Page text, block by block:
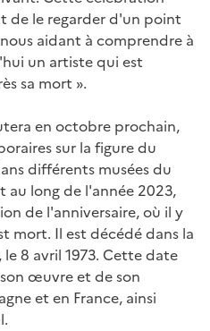
de le regarder d'un point
aidant à comprendre à
un artiste qui est
sa mort ».
en octobre prochain,
sur la figure du
différents musées du
au long de l'année 2023,
de l'anniversaire, où il y
mort. Il est décédé dans la
8 avril 1973. Cette date
œuvre et de son
et en France, ainsi